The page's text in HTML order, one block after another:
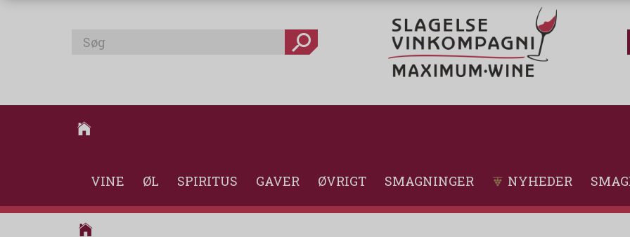
VINE ØL SPIRITUS GAVER ØVRIGT SMAGNINGER NYHEDER